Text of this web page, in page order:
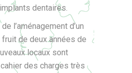
dentaires.
l’aménagement d’un
fruit de deux années de
locaux sont
des charges très